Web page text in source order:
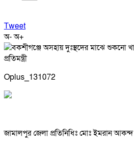
Tweet
অ-অ+
Oplus_131072
জামালপুর জেলা প্রতিনিধিঃ মোঃ ইমরান